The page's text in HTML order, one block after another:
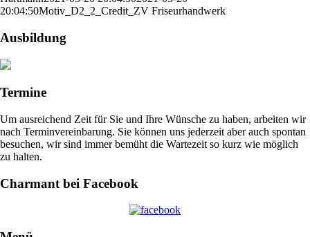
20:04:50Motiv_D2_2_Credit_ZV Friseurhandwerk
Ausbildung
Termine
Um ausreichend Zeit für Sie und Ihre Wünsche zu haben, arbeiten wir
nach Terminvereinbarung. Sie können uns jederzeit aber auch spontan
besuchen, wir sind immer bemüht die Wartezeit so kurz wie möglich
zu halten.
Charmant bei Facebook